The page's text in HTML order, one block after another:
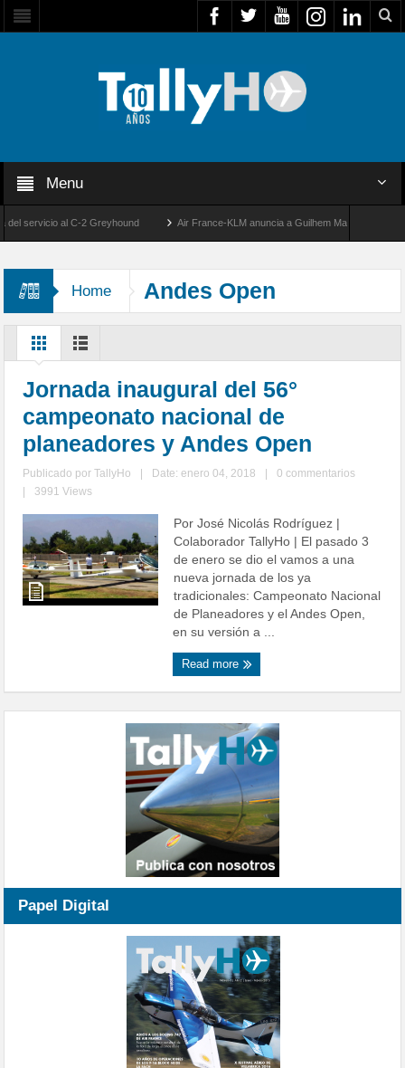
Menu
al C-2 Greyhound Air France-KLM anuncia a Guilhem Mallet como nuevo
Home Andes Open
Jornada inaugural del 56°
campeonato nacional de
planeadores y Andes Open
Publicado porTallyHo Date: enero 04, 2018
0 commentarios
3991 Views
Por José Nicolás Rodríguez |
Colaborador TallyHo | El pasado 3
de enero se dio el vamos a una
nueva jornada de los ya
tradicionales: Campeonato Nacional
de Planeadores y el Andes Open,
en su versión a ...
Read more
Papel Digital